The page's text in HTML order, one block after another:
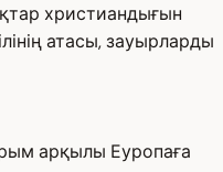
христиандығын
атасы, зауырларды
арқылы Еуропаға